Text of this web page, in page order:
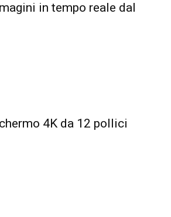
in tempo reale dal
4K da 12 pollici